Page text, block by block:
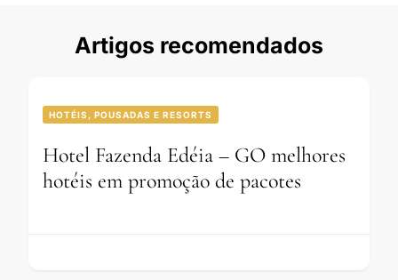
Artigos recomendados
HOTÉIS, POUSADAS E RESORTS
Hotel Fazenda Edéia – GO melhores
hotéis em promoção de pacotes